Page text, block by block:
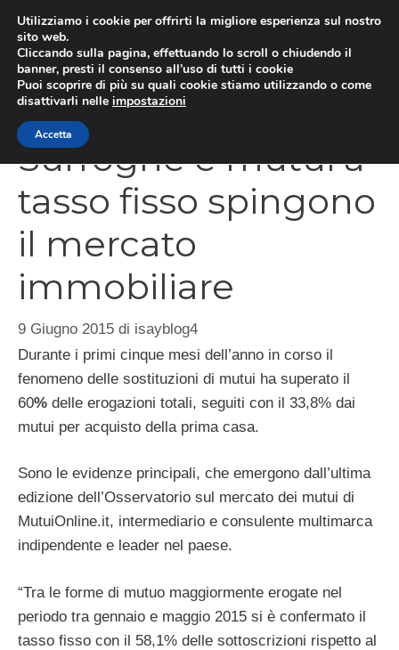
contenuto
Surroghe e mutui a
tasso fisso spingono
il mercato
immobiliare
9 Giugno 2015 di isayblog4
Durante i primi cinque mesi dell’anno in corso il
fenomeno delle sostituzioni di mutui ha superato il
60% delle erogazioni totali, seguiti con il 33,8% dai
mutui per acquisto della prima casa.
Sono le evidenze principali, che emergono dall’ultima
edizione dell’Osservatorio sul mercato dei mutui di
MutuiOnline.it, intermediario e consulente multimarca
indipendente e leader nel paese.
“Tra le forme di mutuo maggiormente erogate nel
periodo tra gennaio e maggio 2015 si è confermato il
tasso fisso con il 58,1% delle sottoscrizioni rispetto al
Utilizziamo i cookie per offrirti la migliore esperienza sul nostro
sito web.
Cliccando sulla pagina, effettuando lo scroll o chiudendo il
banner, presti il consenso all’uso di tutti i cookie
Puoi scoprire di più su quali cookie stiamo utilizzando o come
disattivarli nelle impostazioni
Accetta